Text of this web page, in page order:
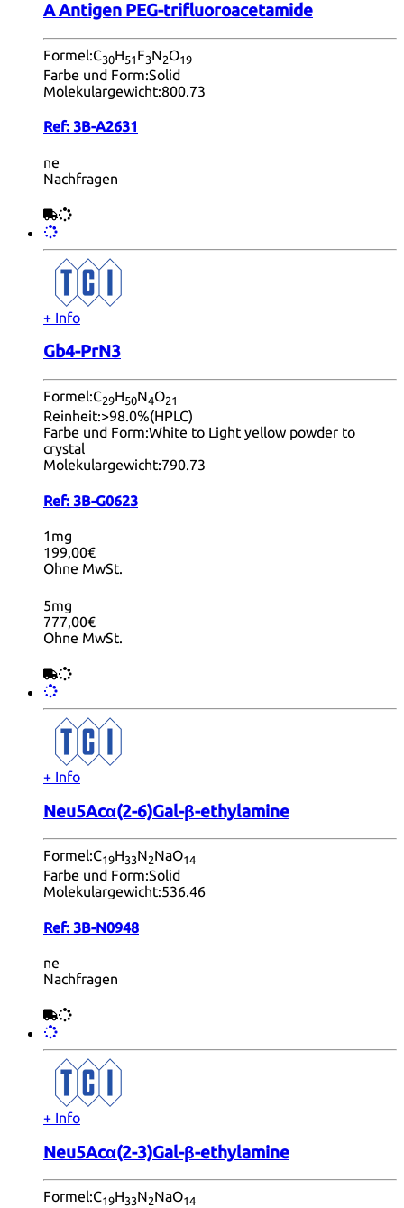
A Antigen PEG-trifluoroacetamide
Formel:C30H51 F3N2O19
Farbe und Form:Solid
Molekulargewicht:800.73
Ref: 3B-A2631
ne
Nachfragen
+ Info
Gb4-PrN3
Formel:C29H50N4O21
Reinheit:>98.0%(HPLC)
Farbe und Form:White to Light yellow powder to
crystal
Molekulargewicht:790.73
Ref: 3B-G0623
1mg
199,00€
Ohne MwSt.
5mg
777,00€
Ohne MwSt.
+ Info
Neu5Acα(2-6)Gal-β-ethylamine
Formel:C19H33N2NaO14
Farbe und Form:Solid
Molekulargewicht:536.46
Ref: 3B-N0948
ne
Nachfragen
+ Info
Neu5Acα(2-3)Gal-β-ethylamine
Formel:C19H33N2NaO14